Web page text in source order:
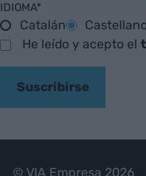
IDIOMA*
Catalán
Castellano
He leído y acepto el
Suscribirse
© VIA Empresa 2026